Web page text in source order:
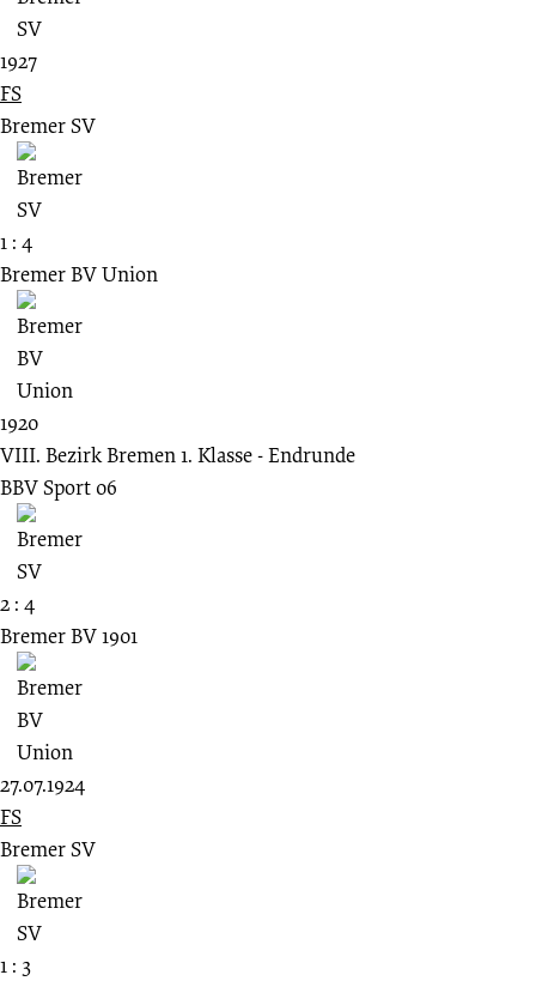
1927
FS
Bremer SV
1 : 4
Bremer BV Union
1920
VIII. Bezirk Bremen 1. Klasse - Endrunde
BBV Sport 06
2 : 4
Bremer BV 1901
27.07.1924
FS
Bremer SV
1 : 3